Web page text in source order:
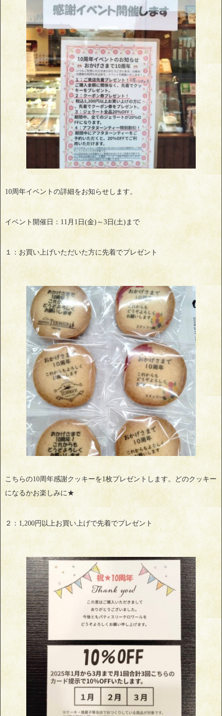
10周年イベントの詳細をお知らせします。
イベント開催日：11月1日(金)～3日(土)まで
１：お買い上げいただいた方に先着でプレゼント
こちらの10周年感謝クッキーを1枚プレゼントします。どのクッキー
になるかお楽しみに★
２：1,200円以上お買い上げで先着でプレゼント